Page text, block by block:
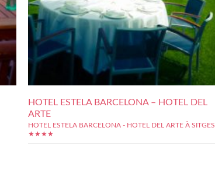
HOTEL ESTELA BARCELONA – HOTEL DEL
ARTE
HOTEL ESTELA BARCELONA - HOTEL DEL ARTE À SITGES
★★★★